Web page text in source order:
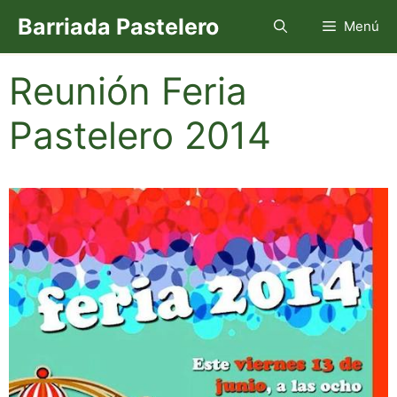
contenido
Barriada Pastelero Menú
Reunión Feria
Pastelero 2014